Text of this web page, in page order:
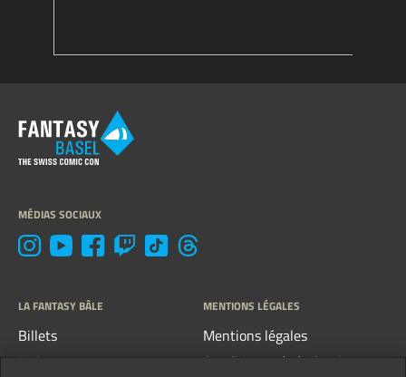
MÉDIAS SOCIAUX
LA FANTASY BÂLE
Billets
FAQ
MENTIONS LÉGALES
Mentions légales
Conditions générales &